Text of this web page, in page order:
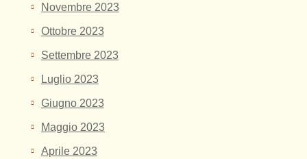
Novembre 2023
Ottobre 2023
Settembre 2023
Luglio 2023
Giugno 2023
Maggio 2023
Aprile 2023